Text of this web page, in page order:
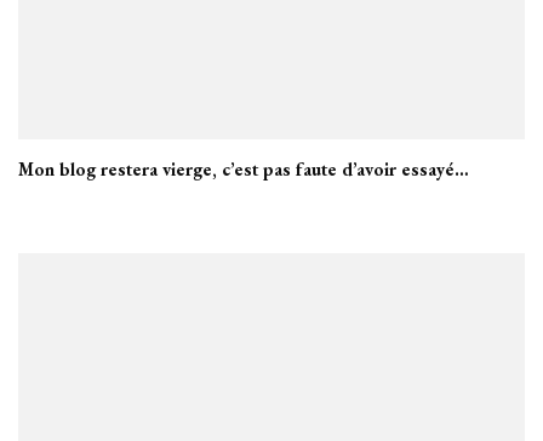
Mon blog restera vierge, c’est pas faute d’avoir essayé…